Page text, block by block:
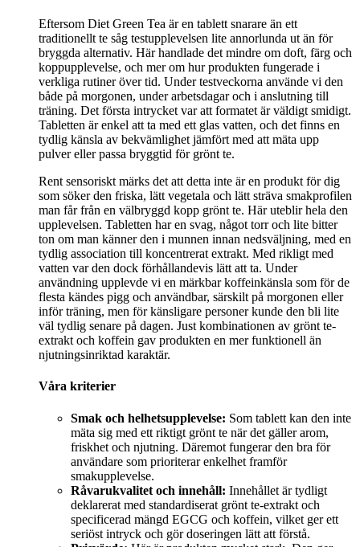
Eftersom Diet Green Tea är en tablett snarare än ett
traditionellt te såg testupplevelsen lite annorlunda ut än för
bryggda alternativ. Här handlade det mindre om doft, färg och
koppupplevelse, och mer om hur produkten fungerade i
verkliga rutiner över tid. Under testveckorna använde vi den
både på morgonen, under arbetsdagar och i anslutning till
träning. Det första intrycket var att formatet är väldigt smidigt.
Tabletten är enkel att ta med ett glas vatten, och det finns en
tydlig känsla av bekvämlighet jämfört med att mäta upp
pulver eller passa bryggtid för grönt te.
Rent sensoriskt märks det att detta inte är en produkt för dig
som söker den friska, lätt vegetala och lätt sträva smakprofilen
man får från en välbryggd kopp grönt te. Här uteblir hela den
upplevelsen. Tabletten har en svag, något torr och lite bitter
ton om man känner den i munnen innan nedsväljning, med en
tydlig association till koncentrerat extrakt. Med rikligt med
vatten var den dock förhållandevis lätt att ta. Under
användning upplevde vi en märkbar koffeinkänsla som för de
flesta kändes pigg och användbar, särskilt på morgonen eller
inför träning, men för känsligare personer kunde den bli lite
väl tydlig senare på dagen. Just kombinationen av grönt te-
extrakt och koffein gav produkten en mer funktionell än
njutningsinriktad karaktär.
Våra kriterier
Smak och helhetsupplevelse: Som tablett kan den inte
mäta sig med ett riktigt grönt te när det gäller arom,
friskhet och njutning. Däremot fungerar den bra för
användare som prioriterar enkelhet framför
smakupplevelse.
Råvarukvalitet och innehåll: Innehållet är tydligt
deklarerat med standardiserat grönt te-extrakt och
specificerad mängd EGCG och koffein, vilket ger ett
seriöst intryck och gör doseringen lätt att förstå.